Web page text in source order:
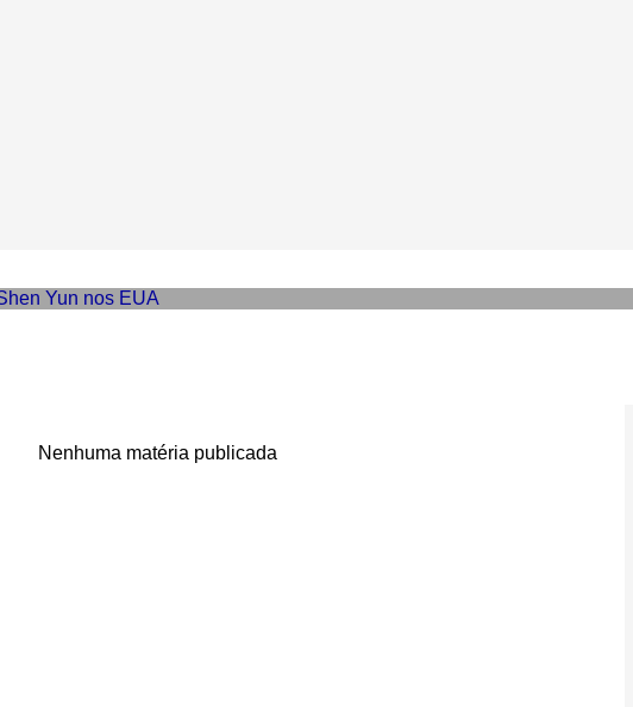
Nenhuma matéria publicada